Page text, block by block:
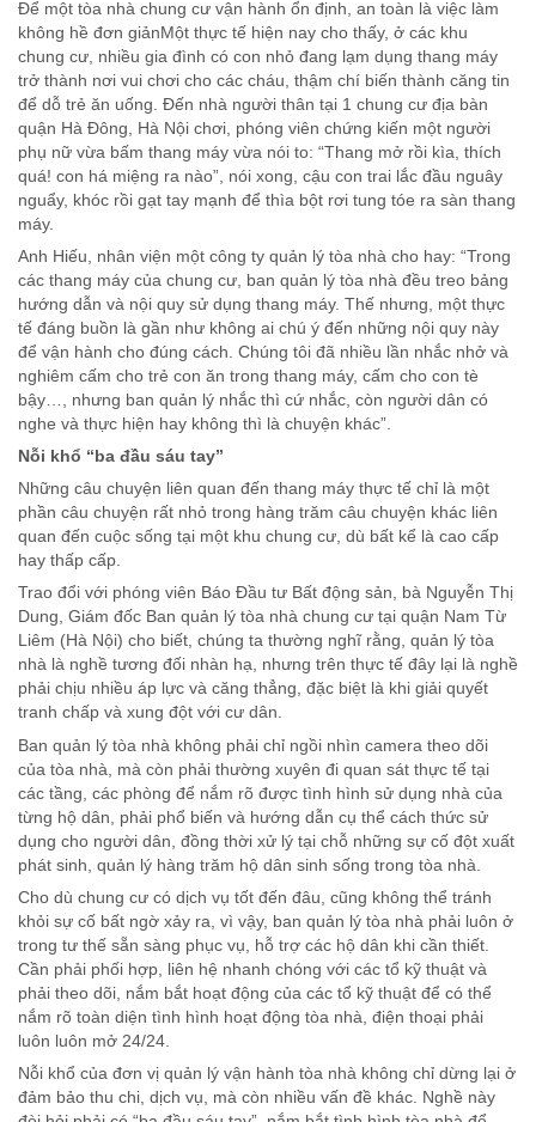
Để một tòa nhà chung cư vận hành ổn định, an toàn là việc làm
không hề đơn giảnMột thực tế hiện nay cho thấy, ở các khu
chung cư, nhiều gia đình có con nhỏ đang lạm dụng thang máy
trở thành nơi vui chơi cho các cháu, thậm chí biến thành căng tin
để dỗ trẻ ăn uống. Đến nhà người thân tại 1 chung cư địa bàn
quận Hà Đông, Hà Nội chơi, phóng viên chứng kiến một người
phụ nữ vừa bấm thang máy vừa nói to: “Thang mở rồi kìa, thích
quá! con há miệng ra nào”, nói xong, cậu con trai lắc đầu nguây
nguẩy, khóc rồi gạt tay mạnh để thìa bột rơi tung tóe ra sàn thang
máy.
Anh Hiếu, nhân viện một công ty quản lý tòa nhà cho hay: “Trong
các thang máy của chung cư, ban quản lý tòa nhà đều treo bảng
hướng dẫn và nội quy sử dụng thang máy. Thế nhưng, một thực
tế đáng buồn là gần như không ai chú ý đến những nội quy này
để vận hành cho đúng cách. Chúng tôi đã nhiều lần nhắc nhở và
nghiêm cấm cho trẻ con ăn trong thang máy, cấm cho con tè
bậy…, nhưng ban quản lý nhắc thì cứ nhắc, còn người dân có
nghe và thực hiện hay không thì là chuyện khác”.
Nỗi khổ “ba đầu sáu tay”
Những câu chuyện liên quan đến thang máy thực tế chỉ là một
phần câu chuyện rất nhỏ trong hàng trăm câu chuyện khác liên
quan đến cuộc sống tại một khu chung cư, dù bất kể là cao cấp
hay thấp cấp.
Trao đổi với phóng viên Báo Đầu tư Bất động sản, bà Nguyễn Thị
Dung, Giám đốc Ban quản lý tòa nhà chung cư tại quận Nam Từ
Liêm (Hà Nội) cho biết, chúng ta thường nghĩ rằng, quản lý tòa
nhà là nghề tương đối nhàn hạ, nhưng trên thực tế đây lại là nghề
phải chịu nhiều áp lực và căng thẳng, đặc biệt là khi giải quyết
tranh chấp và xung đột với cư dân.
Ban quản lý tòa nhà không phải chỉ ngồi nhìn camera theo dõi
của tòa nhà, mà còn phải thường xuyên đi quan sát thực tế tại
các tầng, các phòng để nắm rõ được tình hình sử dụng nhà của
từng hộ dân, phải phổ biến và hướng dẫn cụ thể cách thức sử
dụng cho người dân, đồng thời xử lý tại chỗ những sự cố đột xuất
phát sinh, quản lý hàng trăm hộ dân sinh sống trong tòa nhà.
Cho dù chung cư có dịch vụ tốt đến đâu, cũng không thể tránh
khỏi sự cố bất ngờ xảy ra, vì vậy, ban quản lý tòa nhà phải luôn ở
trong tư thế sẵn sàng phục vụ, hỗ trợ các hộ dân khi cần thiết.
Cần phải phối hợp, liên hệ nhanh chóng với các tổ kỹ thuật và
phải theo dõi, nắm bắt hoạt động của các tổ kỹ thuật để có thể
nắm rõ toàn diện tình hình hoạt động tòa nhà, điện thoại phải
luôn luôn mở 24/24.
Nỗi khổ của đơn vị quản lý vận hành tòa nhà không chỉ dừng lại ở
đảm bảo thu chi, dịch vụ, mà còn nhiều vấn đề khác. Nghề này